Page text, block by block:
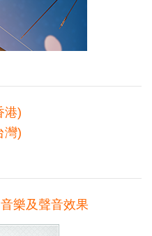
港)
灣)
樂及聲音效果